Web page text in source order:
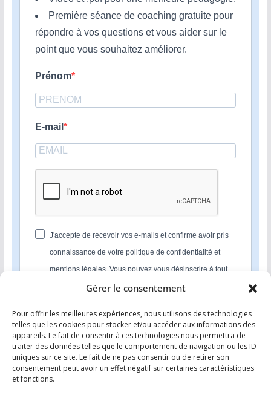
Gérer le consentement
Pour offrir les meilleures expériences, nous utilisons des technologies
telles que les cookies pour stocker et/ou accéder aux informations des
appareils. Le fait de consentir à ces technologies nous permettra de
traiter des données telles que le comportement de navigation ou les ID
uniques sur ce site. Le fait de ne pas consentir ou de retirer son
consentement peut avoir un effet négatif sur certaines caractéristiques
et fonctions.
Première séance de coaching gratuite pour
répondre à vos questions et vous aider sur le
point que vous souhaitez améliorer.
Prénom
E-mail
J'accepte de recevoir vos e-mails et confirme avoir pris
connaissance de votre politique de confidentialité et
mentions légales. Vous pouvez vous désinscrire à tout
moment en cliquant sur le lien présent dans nos emails.
S'INSCRIRE
Nous utilisons Sendinblue en tant que plateforme
marketing. En soumettant ce formulaire, vous
reconnaissez que les informations que vous allez fournir
seront transmises à Sendinblue en sa qualité de